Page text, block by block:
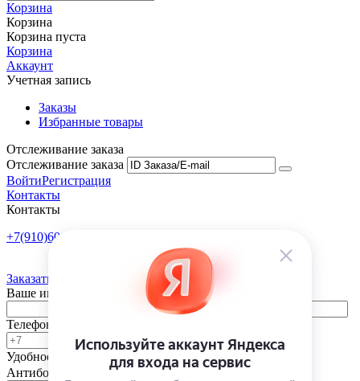
Корзина
Корзина
Корзина пуста
Корзина
Аккаунт
Учетная запись
Заказы
Избранные товары
Отслеживание заказа
Отслеживание заказа
ВойтиРегистрация
Контакты
Контакты
+7(910)601-10-10
Заказать обратный звонок
Ваше имя
Телефон
Удобное время
-
Антибот